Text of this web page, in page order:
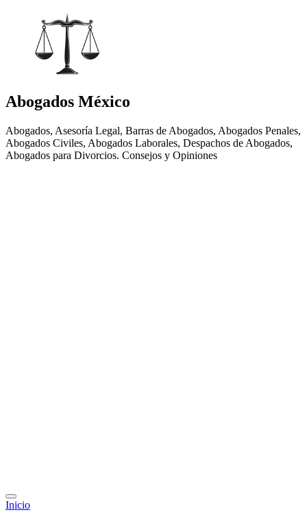
Abogados México
Abogados, Asesoría Legal, Barras de Abogados, Abogados Penales,
Abogados Civiles, Abogados Laborales, Despachos de Abogados,
Abogados para Divorcios. Consejos y Opiniones
Inicio